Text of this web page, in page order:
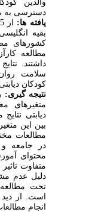
والدین
دسترسی به
یافته ها:
مطالعه
داشتند.
سلامت روان
کودکان
نتیجه گیری:
متغیرهای
دیابتی
بین این
مطالعات
در جامعه و
محتوای
متفاوت
دلیل عدم
تحت مطالعه
است. از دید
انجام